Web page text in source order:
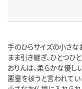
手のひらサイズの小さな
まま引き継ぎ、ひとつひ
おりんは、柔らかな優し
悪霊を祓うと言われてい